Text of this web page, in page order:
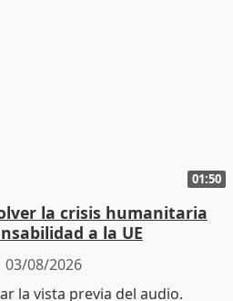
01:50
la crisis humanitaria
a la UE
03/08/2026